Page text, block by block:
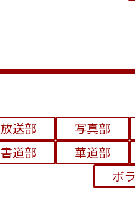
放送部 写真部
書道部 華道部
ボ